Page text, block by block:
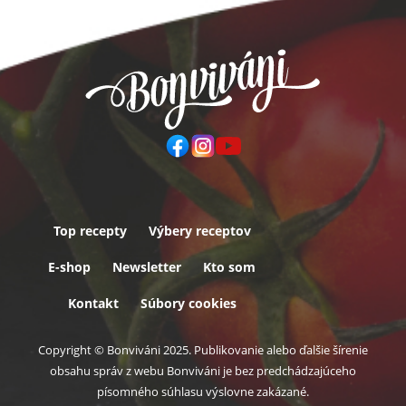
Top recepty Výbery receptov
E-shop Newsletter Kto som
Kontakt Súbory cookies
Copyright © Bonviváni 2025. Publikovanie alebo ďalšie šírenie
obsahu správ z webu Bonviváni je bez predchádzajúceho
písomného súhlasu výslovne zakázané.